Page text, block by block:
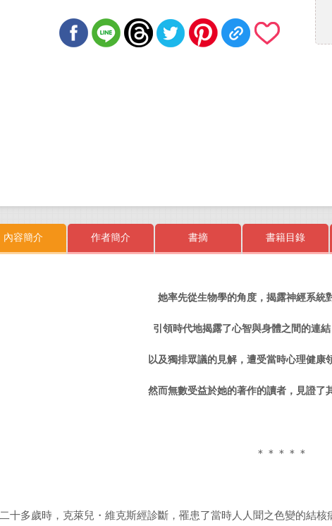
內容簡介 作者簡介 書摘 書籍目錄
她率先從生物學的角度，揭露神經系統
引領時代地揭露了心智與身體之間的連
以及獨排眾議的見解，遭受當時心理健康
然而無數受益於她的著作的讀者，見證了
＊＊＊＊＊
二十多歲時，克萊兒・維克斯經診斷，罹患了當時人人聞之色變的結核